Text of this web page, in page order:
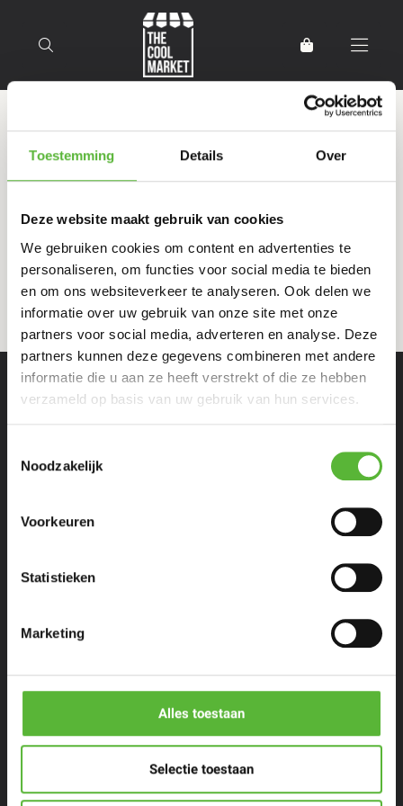
Toestemming Details Over
Deze website maakt gebruik van cookies
We gebruiken cookies om content en advertenties te
personaliseren, om functies voor social media te bieden
en om ons websiteverkeer te analyseren. Ook delen we
informatie over uw gebruik van onze site met onze
partners voor social media, adverteren en analyse. Deze
partners kunnen deze gegevens combineren met andere
informatie die u aan ze heeft verstrekt of die ze hebben
verzameld op basis van uw gebruik van hun services.
Noodzakelijk
Voorkeuren
Statistieken
Marketing
Alles toestaan
Selectie toestaan
Producten getagd met Bakker
Filter Sorteer
Eenpersoons maaltijden
Restaurants & Chefs
The Cool Market